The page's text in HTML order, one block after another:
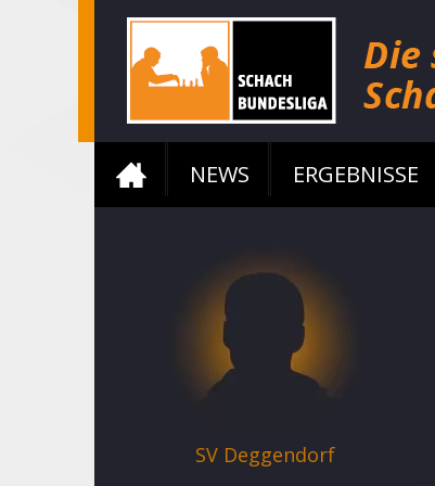
NEWS ERGEBNISSE
SV Deggendorf